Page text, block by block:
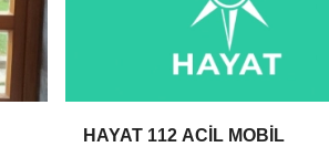
HAYAT 112 ACİL MOBİL